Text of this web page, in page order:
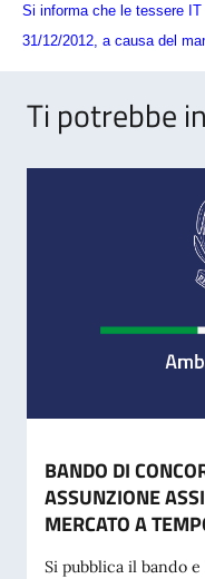
Si informa che le tessere
31/12/2012, a causa del
Ti potrebbe
BANDO DI
ASSUNZIONE
MERCATO A
Si pubblica il bando